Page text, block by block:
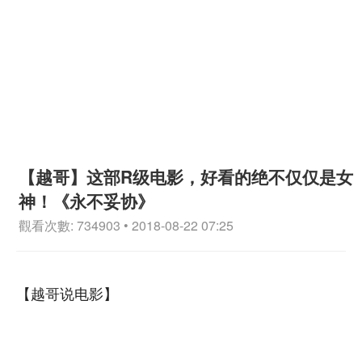
【越哥】这部R级电影，好看的绝不仅仅是女
神！《永不妥协》
觀看次數: 734903 • 2018-08-22 07:25
【越哥说电影】